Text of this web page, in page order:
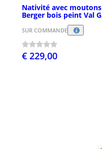
Nativité avec
Berger bois peint Val
SUR COMMANDE
€ 229,00